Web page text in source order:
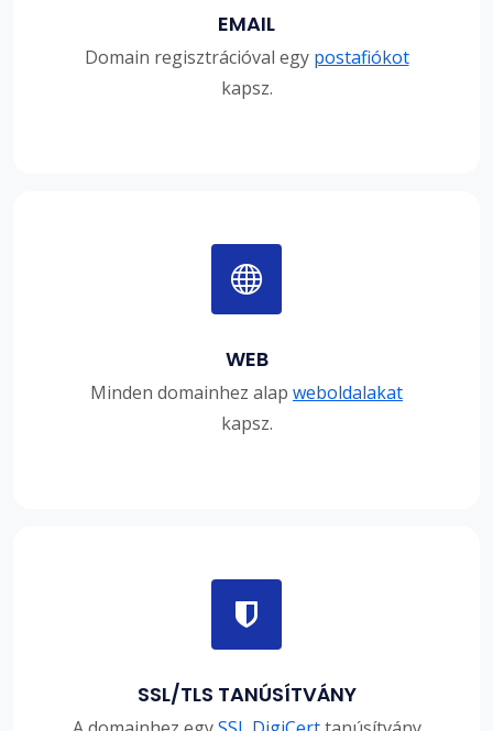
EMAIL
Domain regisztrációval egy postafiókot
kapsz.
WEB
Minden domainhez alap weboldalakat
kapsz.
SSL/TLS TANÚSÍTVÁNY